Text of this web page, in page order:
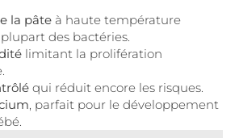
la pâte à haute température
des bactéries.
limitant la prolifération
qui réduit encore les risques.
, parfait pour le développement